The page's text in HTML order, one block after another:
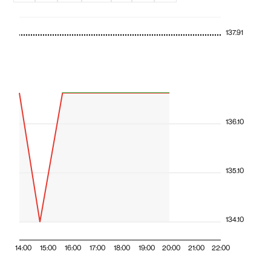
14:00 15:00 16:00 17:00 18:00 19:00 20:00 21:00 22:00
134.10
135.10
136.10
137.91